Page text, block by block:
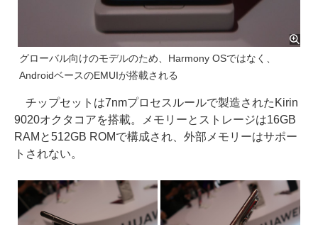
グローバル向けのモデルのため、Harmony OSではなく、
AndroidベースのEMUIが搭載される
チップセットは7nmプロセスルールで製造されたKirin
9020オクタコアを搭載。メモリーとストレージは16GB
RAMと512GB ROMで構成され、外部メモリーはサポー
トされない。